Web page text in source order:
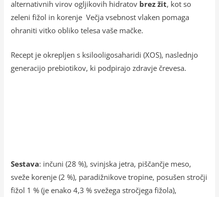
alternativnih virov ogljikovih hidratov brez žit, kot so
zeleni fižol in korenje Večja vsebnost vlaken pomaga
ohraniti vitko obliko telesa vaše mačke.
Recept je okrepljen s ksilooligosaharidi (XOS), naslednjo
generacijo prebiotikov, ki podpirajo zdravje črevesa.
Sestava: inčuni (28 %), svinjska jetra, piščančje meso,
sveže korenje (2 %), paradižnikove tropine, posušen stročji
fižol 1 % (je enako 4,3 % svežega stročjega fižola),